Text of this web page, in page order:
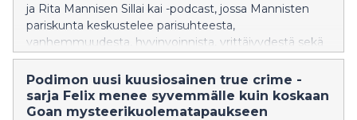
ja Rita Mannisen Sillai kai -podcast, jossa Mannisten
pariskunta keskustelee parisuhteesta,
vanhemmuudesta, hyvinvoinnista, yrittäjyydestä sekä
elämän merkittävistä pienistä ja suurista asioista.
Podimon uusi kuusiosainen true crime -
sarja Felix menee syvemmälle kuin koskaan
Goan mysteerikuolematapaukseen